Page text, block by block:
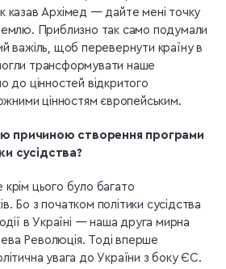
казав Архімед — дайте мені точку
Приблизно так само подумали
важіль, щоб перевернути країну в
трансформувати наше
до цінностей відкритого
цінностям європейським.
причиною створення програми
сусідства?
цього було багато
Бо з початком політики сусідства
в Україні — наша друга мирна
Революція. Тоді вперше
увага до України з боку ЄС.